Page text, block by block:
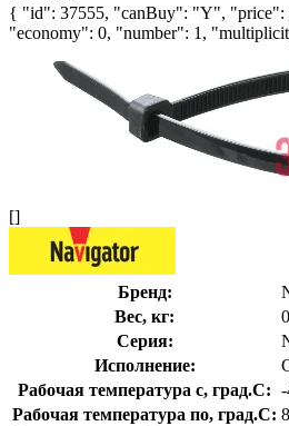
{ "id": 37555, "canBuy": "Y", "price":
"economy": 0, "number": 1,
[]
Бренд:
Вес, кг:
Серия:
Исполнение:
Рабочая температура с, град.C:
Рабочая температура по, град.C: